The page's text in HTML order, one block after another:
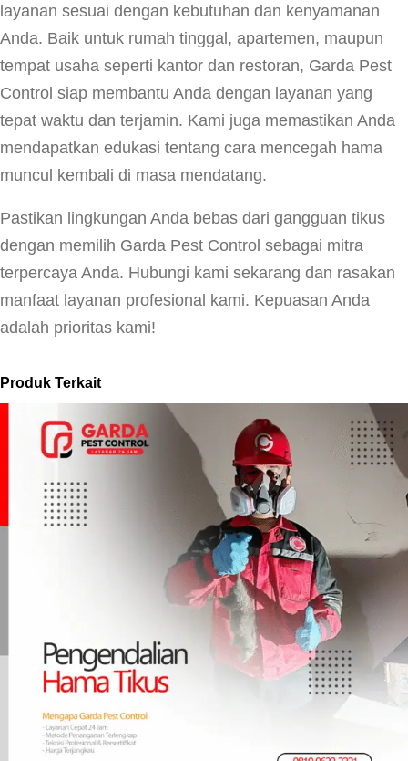
layanan sesuai dengan kebutuhan dan kenyamanan
Anda. Baik untuk rumah tinggal, apartemen, maupun
tempat usaha seperti kantor dan restoran, Garda Pest
Control siap membantu Anda dengan layanan yang
tepat waktu dan terjamin. Kami juga memastikan Anda
mendapatkan edukasi tentang cara mencegah hama
muncul kembali di masa mendatang.
Pastikan lingkungan Anda bebas dari gangguan tikus
dengan memilih Garda Pest Control sebagai mitra
terpercaya Anda. Hubungi kami sekarang dan rasakan
manfaat layanan profesional kami. Kepuasan Anda
adalah prioritas kami!
Produk Terkait